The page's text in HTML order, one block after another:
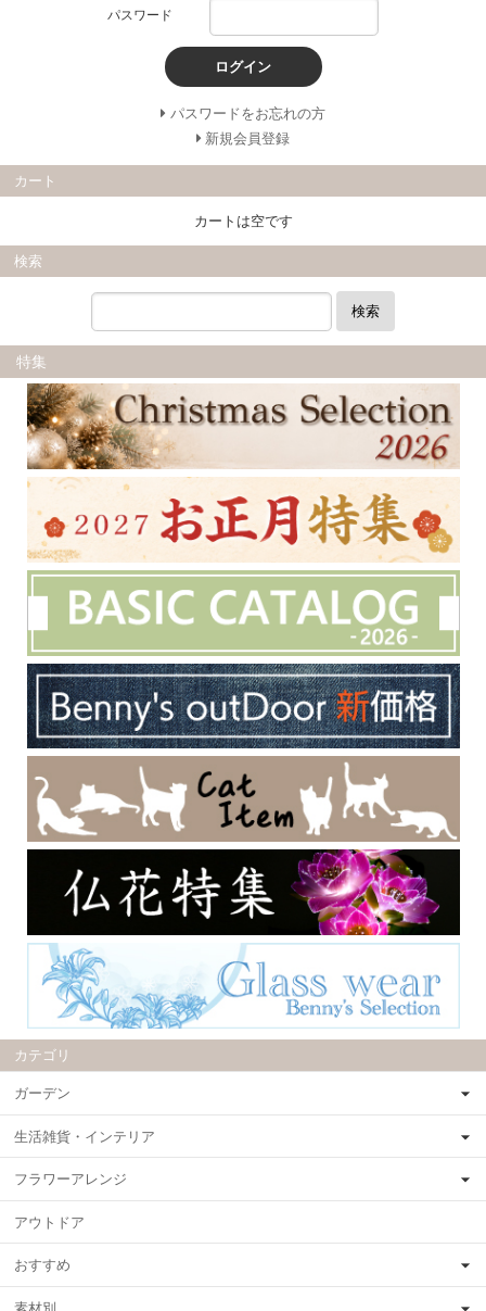
パスワード
ログイン
パスワードをお忘れの方
新規会員登録
カート
カートは空です
検索
検索
特集
カテゴリ
ガーデン
生活雑貨・インテリア
フラワーアレンジ
アウトドア
おすすめ